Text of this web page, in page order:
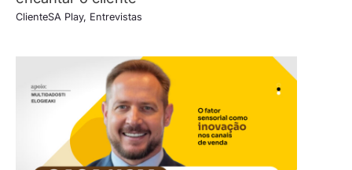
ClienteSA Play, Entrevistas